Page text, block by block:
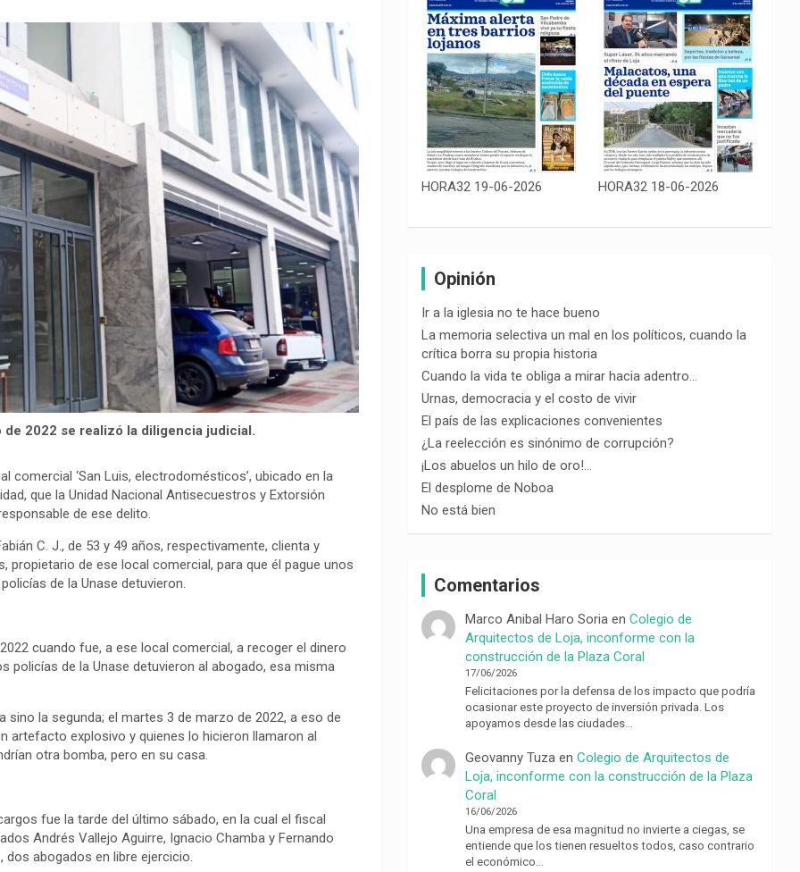
de 2022 se realizó la diligencia judicial.
‘San Luis, electrodomésticos’, ubicado en la
que la Unidad Nacional Antisecuestros y Extorsión
de ese delito.
C. J., de 53 y 49 años, respectivamente, clienta y
propietario de ese local comercial, para que él pague unos
de la Unase detuvieron.
cuando fue, a ese local comercial, a recoger el dinero
policías de la Unase detuvieron al abogado, esa misma
la segunda; el martes 3 de marzo de 2022, a eso de
artefacto explosivo y quienes lo hicieron llamaron al
otra bomba, pero en su casa.
fue la tarde del último sábado, en la cual el fiscal
Andrés Vallejo Aguirre, Ignacio Chamba y Fernando
abogados en libre ejercicio.
HORA32 19-06-2026 HORA32 18-06-2026
Opinión
Ir a la iglesia no te hace bueno
La memoria selectiva un mal en los políticos, cuando la
crítica borra su propia historia
Cuando la vida te obliga a mirar hacia adentro…
Urnas, democracia y el costo de vivir
El país de las explicaciones convenientes
¿La reelección es sinónimo de corrupción?
¡Los abuelos un hilo de oro!…
El desplome de Noboa
No está bien
Comentarios
Marco Anibal Haro Soria enColegio de
Arquitectos de Loja, inconforme con la
construcción de la Plaza Coral
17/06/2026
Felicitaciones por la defensa de los impacto que podría
ocasionar este proyecto de inversión privada. Los
apoyamos desde las ciudades…
Geovanny Tuza enColegio de Arquitectos de
Loja, inconforme con la construcción de la Plaza
Coral
16/06/2026
Una empresa de esa magnitud no invierte a ciegas, se
entiende que los tienen resueltos todos, caso contrario
el económico…